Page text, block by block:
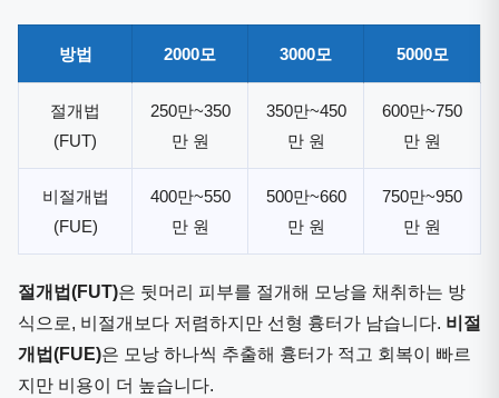
방법 2000모 3000모 5000모
절개법
(FUT)
250만~350
만 원
350만~450
만 원
600만~750
만 원
비절개법
(FUE)
400만~550
만 원
500만~660
만 원
750만~950
만 원
절개법(FUT)은 뒷머리 피부를 절개해 모낭을 채취하는 방
식으로, 비절개보다 저렴하지만 선형 흉터가 남습니다. 비절
개법(FUE)은 모낭 하나씩 추출해 흉터가 적고 회복이 빠르
지만 비용이 더 높습니다.